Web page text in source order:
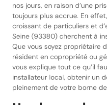
nos jours, en raison d’une
toujours plus accrue. En
croissant de particuliers et
Seine (93380) cherchent à
Que vous soyez propriétaire
résident en copropriété ou
vous explique tout ce qu’il
installateur local, obtenir un
pleinement de votre borne